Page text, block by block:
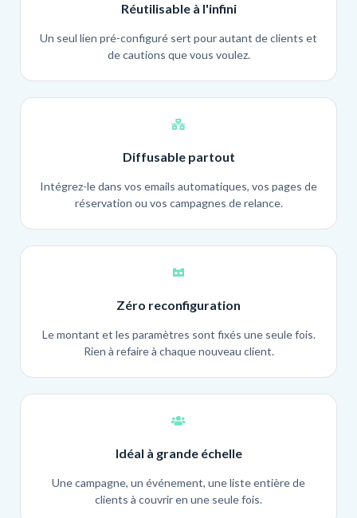
Réutilisable à l'infini
Un seul lien pré-configuré sert pour autant de clients et
de cautions que vous voulez.
Diffusable partout
Intégrez-le dans vos emails automatiques, vos pages de
réservation ou vos campagnes de relance.
Zéro reconfiguration
Le montant et les paramètres sont fixés une seule fois.
Rien à refaire à chaque nouveau client.
Idéal à grande échelle
Une campagne, un événement, une liste entière de
clients à couvrir en une seule fois.